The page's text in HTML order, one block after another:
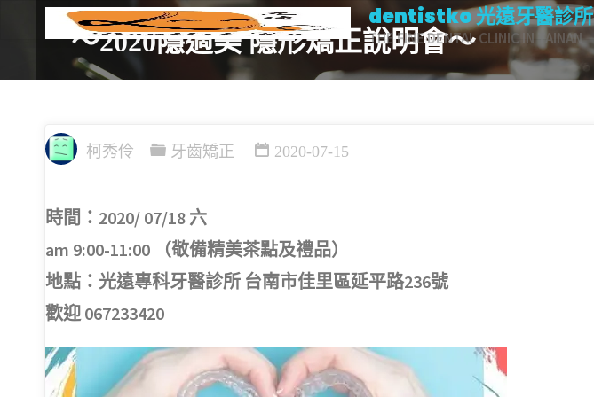
content
dentistko 光遠牙醫診所
THE FINE DENTAL CLINIC IN TAINAN
～2020隱適美 隱形矯正說明會～
柯秀伶 牙齒矯正 2020-07-15
時間：2020/ 07/18 六
am 9:00-11:00 （敬備精美茶點及禮品）
地點：光遠專科牙醫診所 台南市佳里區延平路236號
歡迎 067233420